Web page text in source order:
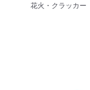
花火・クラッカー